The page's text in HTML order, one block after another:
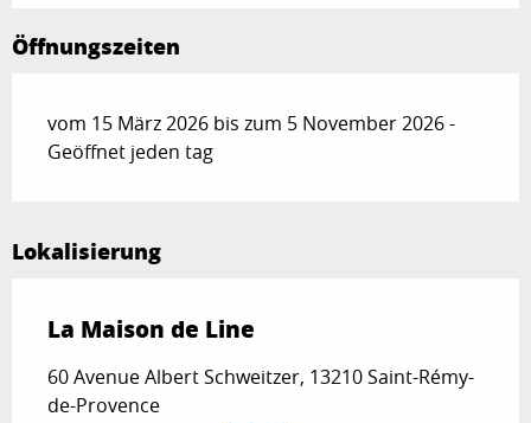
Öffnungszeiten
vom 15 März 2026 bis zum 5 November 2026 -
Geöffnet jeden tag
Lokalisierung
La Maison de Line
60 Avenue Albert Schweitzer, 13210 Saint-Rémy-
de-Provence